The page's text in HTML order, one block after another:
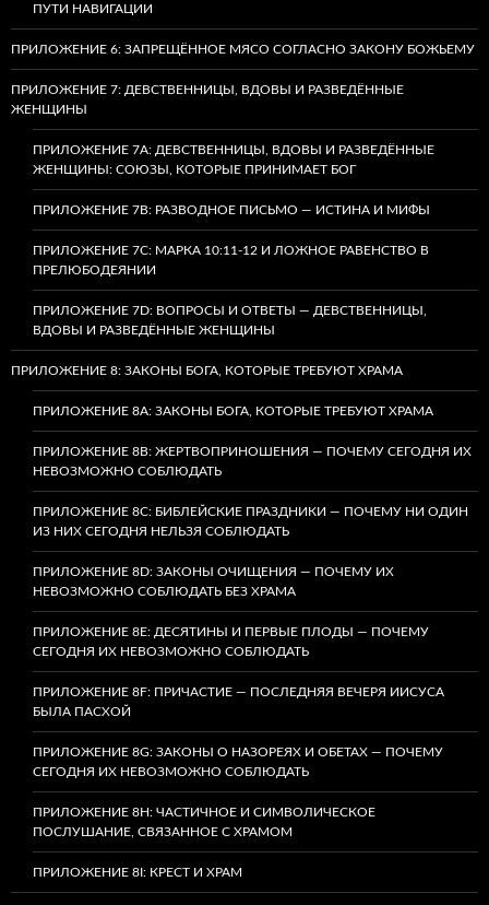
ПУТИ НАВИГАЦИИ
ПРИЛОЖЕНИЕ 6: ЗАПРЕЩЁННОЕ МЯСО СОГЛАСНО ЗАКОНУ БОЖЬЕМУ
ПРИЛОЖЕНИЕ 7: ДЕВСТВЕННИЦЫ, ВДОВЫ И РАЗВЕДЁННЫЕ
ЖЕНЩИНЫ
ПРИЛОЖЕНИЕ 7А: ДЕВСТВЕННИЦЫ, ВДОВЫ И РАЗВЕДЁННЫЕ
ЖЕНЩИНЫ: СОЮЗЫ, КОТОРЫЕ ПРИНИМАЕТ БОГ
ПРИЛОЖЕНИЕ 7B: РАЗВОДНОЕ ПИСЬМО — ИСТИНА И МИФЫ
ПРИЛОЖЕНИЕ 7C: МАРКА 10:11-12 И ЛОЖНОЕ РАВЕНСТВО В
ПРЕЛЮБОДЕЯНИИ
ПРИЛОЖЕНИЕ 7D: ВОПРОСЫ И ОТВЕТЫ — ДЕВСТВЕННИЦЫ,
ВДОВЫ И РАЗВЕДЁННЫЕ ЖЕНЩИНЫ
ПРИЛОЖЕНИЕ 8: ЗАКОНЫ БОГА, КОТОРЫЕ ТРЕБУЮТ ХРАМА
ПРИЛОЖЕНИЕ 8A: ЗАКОНЫ БОГА, КОТОРЫЕ ТРЕБУЮТ ХРАМА
ПРИЛОЖЕНИЕ 8B: ЖЕРТВОПРИНОШЕНИЯ — ПОЧЕМУ СЕГОДНЯ ИХ
НЕВОЗМОЖНО СОБЛЮДАТЬ
ПРИЛОЖЕНИЕ 8C: БИБЛЕЙСКИЕ ПРАЗДНИКИ — ПОЧЕМУ НИ ОДИН
ИЗ НИХ СЕГОДНЯ НЕЛЬЗЯ СОБЛЮДАТЬ
ПРИЛОЖЕНИЕ 8D: ЗАКОНЫ ОЧИЩЕНИЯ — ПОЧЕМУ ИХ
НЕВОЗМОЖНО СОБЛЮДАТЬ БЕЗ ХРАМА
ПРИЛОЖЕНИЕ 8E: ДЕСЯТИНЫ И ПЕРВЫЕ ПЛОДЫ — ПОЧЕМУ
СЕГОДНЯ ИХ НЕВОЗМОЖНО СОБЛЮДАТЬ
ПРИЛОЖЕНИЕ 8F: ПРИЧАСТИЕ — ПОСЛЕДНЯЯ ВЕЧЕРЯ ИИСУСА
БЫЛА ПАСХОЙ
ПРИЛОЖЕНИЕ 8G: ЗАКОНЫ О НАЗОРЕЯХ И ОБЕТАХ — ПОЧЕМУ
СЕГОДНЯ ИХ НЕВОЗМОЖНО СОБЛЮДАТЬ
ПРИЛОЖЕНИЕ 8H: ЧАСТИЧНОЕ И СИМВОЛИЧЕСКОЕ
ПОСЛУШАНИЕ, СВЯЗАННОЕ С ХРАМОМ
ПРИЛОЖЕНИЕ 8I: КРЕСТ И ХРАМ